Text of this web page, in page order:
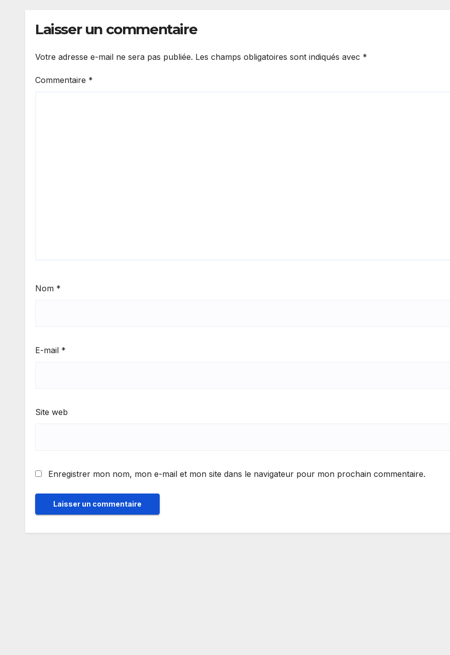
Laisser un commentaire
Votre adresse e-mail ne sera pas publiée. Les champs obligatoires sont indiqués avec *
Commentaire *
Nom *
E-mail *
Site web
Enregistrer mon nom, mon e-mail et mon site dans le navigateur pour mon prochain commentaire.